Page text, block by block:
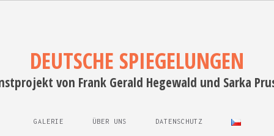
DEUTSCHE SPIEGELUNGEN
von Frank Gerald Hegewald und Sarka
GALERIE ÜBER UNS DATENSCHUTZ